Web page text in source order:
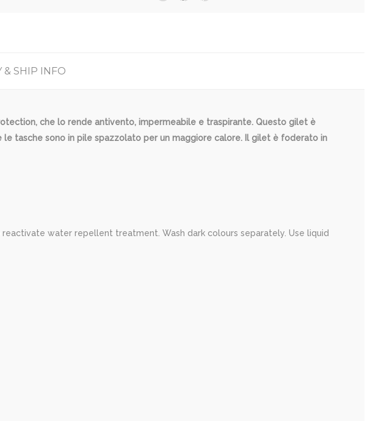
& SHIP INFO
che lo rende antivento, impermeabile e traspirante. Questo gilet è
tasche sono in pile spazzolato per un maggiore calore. Il gilet è foderato in
water repellent treatment. Wash dark colours separately. Use liquid